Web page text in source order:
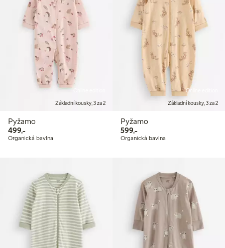
Základní kousky, 3 za 2
Pyžamo
499,-499,00 Kč
Organická bavlna
Online edition
Základní kousky, 3 za 2
Pyžamo
599,-599,00 Kč
Organická bavlna